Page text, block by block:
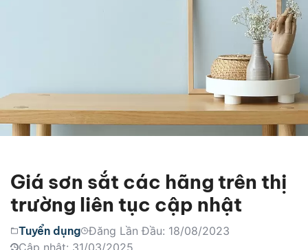
Giá sơn sắt các hãng trên thị
trường liên tục cập nhật
Tuyển dụng Đăng Lần Đầu: 18/08/2023